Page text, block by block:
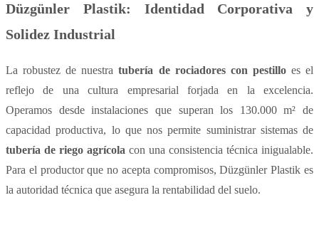
Düzgünler Plastik: Identidad Corporativa y
Solidez Industrial
La robustez de nuestratubería de rociadores con pestilloes el
reflejo de una cultura empresarial forjada en la excelencia.
Operamos desde instalaciones que superan los 130.000 m² de
capacidad productiva, lo que nos permite suministrar sistemas de
tubería de riego agrícola con una consistencia técnica inigualable.
Para el productor que no acepta compromisos, Düzgünler Plastik es
la autoridad técnica que asegura la rentabilidad del suelo.